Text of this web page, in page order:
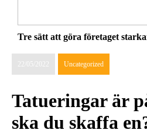
Tre sätt att göra företaget
22/05/2022 Uncategorized
Tatueringar är
ska du skaffa